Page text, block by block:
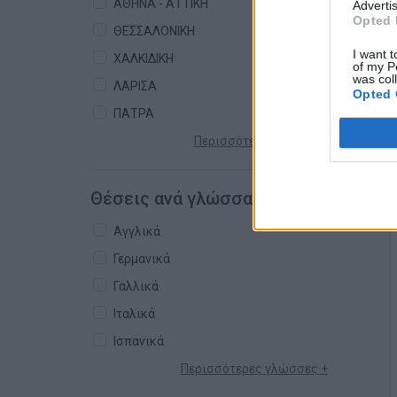
Opted
I want
of my
was
Opted
ΑΘΗΝΑ - ΑΤΤΙΚΗ
ΘΕΣΣΑΛΟΝΙΚΗ
ΧΑΛΚΙΔΙΚΗ
ΛΑΡΙΣΑ
ΠΑΤΡΑ
Περισσότερες πόλεις +
Θέσεις ανά γλώσσα
Αγγλικά
Γερμανικά
Γαλλικά
Ιταλικά
Ισπανικά
Περισσότερες γλώσσες +